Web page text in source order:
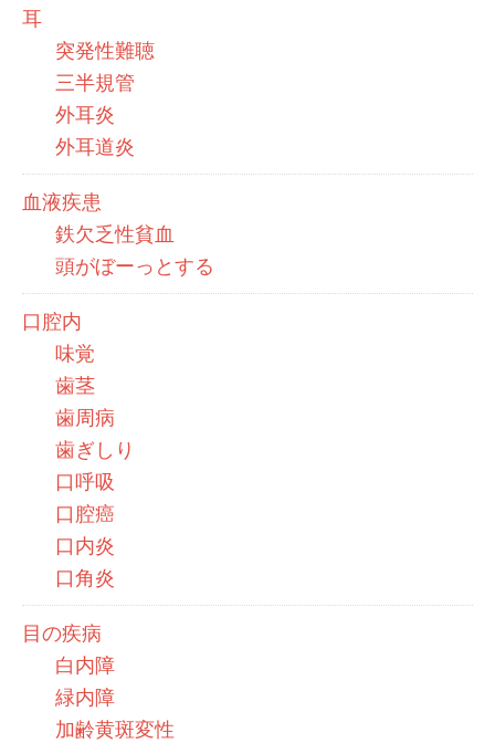
耳
突発性難聴
三半規管
外耳炎
外耳道炎
血液疾患
鉄欠乏性貧血
頭がぼーっとする
口腔内
味覚
歯茎
歯周病
歯ぎしり
口呼吸
口腔癌
口内炎
口角炎
目の疾病
白内障
緑内障
加齢黄斑変性